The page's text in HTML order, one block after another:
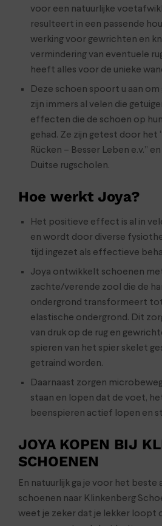
voor een natuurlijke
resulteert in een passende
werking voor gewrichten en
vermindering van eventuele
heeft alles voor de unieke
Deze schoen spoort u aan
zijn immers al velen die
effecten die de schoen op
gehad. Ze zijn getest door het
Rücken – Besser Leben e.v.”
Duitse rugscholen.
Hoe werkt Joya?
Het positieve effect is al in
en wordt door diverse
tijd ingezet als effectieve
Joya ontwikkelt schoenen
zachte/verende zool die de
ondergrond transformeert
elastische ondergrond. Dit
van druk op de rug en
spieren van het spier skelet
getraind worden.
Daarnaast zorgen
staan en lopen dat de voet,
beenspieren actief lopen en
JOYA KOPEN BIJ
SCHOENEN
En natuurlijk ga je voor het beste
schoenen naar Klinkenberg
weet je zeker dat je lekker loopt